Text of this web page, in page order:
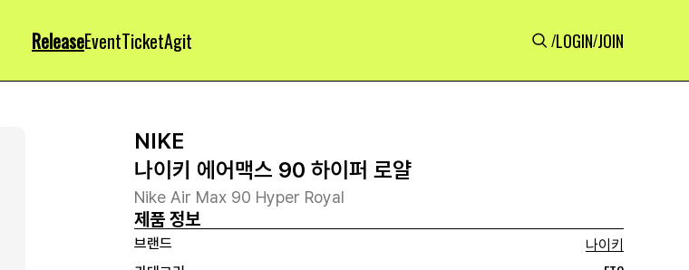
ReleaseEventTicketAgit /LOGIN/JOIN
NIKE
나이키 에어맥스 90 하이퍼 로얄
Nike Air Max 90 Hyper Royal
제품 정보
브랜드
나이키